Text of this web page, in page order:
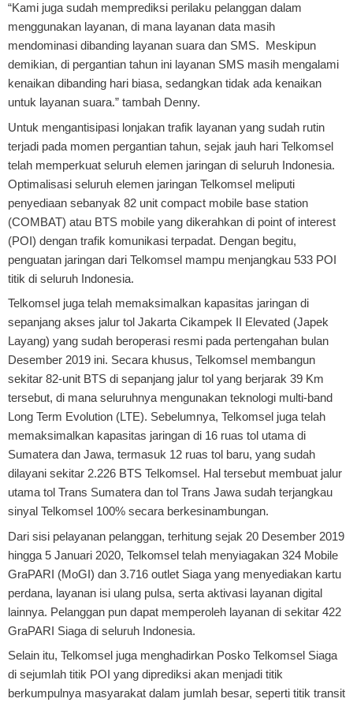
“Kami juga sudah memprediksi perilaku pelanggan dalam
menggunakan layanan, di mana layanan data masih
mendominasi dibanding layanan suara dan SMS. Meskipun
demikian, di pergantian tahun ini layanan SMS masih mengalami
kenaikan dibanding hari biasa, sedangkan tidak ada kenaikan
untuk layanan suara.” tambah Denny.
Untuk mengantisipasi lonjakan trafik layanan yang sudah rutin
terjadi pada momen pergantian tahun, sejak jauh hari Telkomsel
telah memperkuat seluruh elemen jaringan di seluruh Indonesia.
Optimalisasi seluruh elemen jaringan Telkomsel meliputi
penyediaan sebanyak 82 unit compact mobile base station
(COMBAT) atau BTS mobile yang dikerahkan di point of interest
(POI) dengan trafik komunikasi terpadat. Dengan begitu,
penguatan jaringan dari Telkomsel mampu menjangkau 533 POI
titik di seluruh Indonesia.
Telkomsel juga telah memaksimalkan kapasitas jaringan di
sepanjang akses jalur tol Jakarta Cikampek II Elevated (Japek
Layang) yang sudah beroperasi resmi pada pertengahan bulan
Desember 2019 ini. Secara khusus, Telkomsel membangun
sekitar 82-unit BTS di sepanjang jalur tol yang berjarak 39 Km
tersebut, di mana seluruhnya mengunakan teknologi multi-band
Long Term Evolution (LTE). Sebelumnya, Telkomsel juga telah
memaksimalkan kapasitas jaringan di 16 ruas tol utama di
Sumatera dan Jawa, termasuk 12 ruas tol baru, yang sudah
dilayani sekitar 2.226 BTS Telkomsel. Hal tersebut membuat jalur
utama tol Trans Sumatera dan tol Trans Jawa sudah terjangkau
sinyal Telkomsel 100% secara berkesinambungan.
Dari sisi pelayanan pelanggan, terhitung sejak 20 Desember 2019
hingga 5 Januari 2020, Telkomsel telah menyiagakan 324 Mobile
GraPARI (MoGI) dan 3.716 outlet Siaga yang menyediakan kartu
perdana, layanan isi ulang pulsa, serta aktivasi layanan digital
lainnya. Pelanggan pun dapat memperoleh layanan di sekitar 422
GraPARI Siaga di seluruh Indonesia.
Selain itu, Telkomsel juga menghadirkan Posko Telkomsel Siaga
di sejumlah titik POI yang diprediksi akan menjadi titik
berkumpulnya masyarakat dalam jumlah besar, seperti titik transit